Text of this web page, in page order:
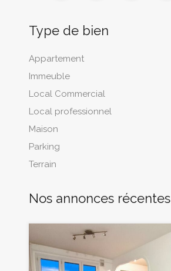
Type de bien
Appartement
Immeuble
Local Commercial
Local professionnel
Maison
Parking
Terrain
Nos annonces récentes